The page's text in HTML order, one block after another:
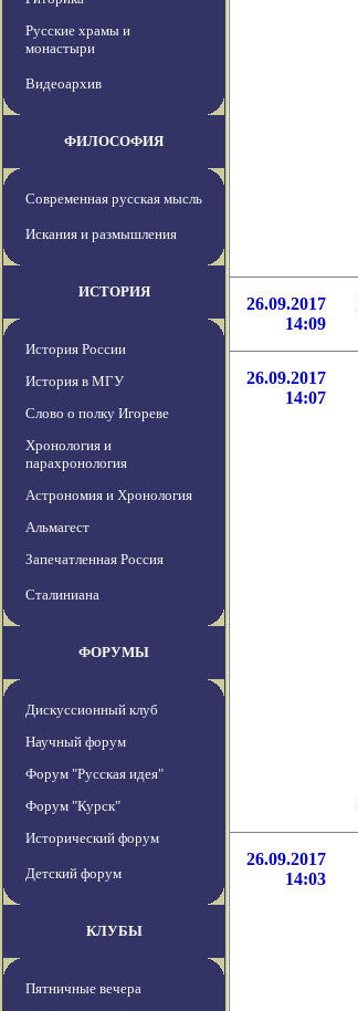
Русские храмы и
монастыри
Видеоархив
ФИЛОСОФИЯ
Современная русская мысль
Искания и размышления
ИСТОРИЯ
История России
История в МГУ
Слово о полку Игореве
Хронология и
парахронология
Астрономия и Хронология
Альмагест
Запечатленная Россия
Сталиниана
ФОРУМЫ
Дискуссионный клуб
Научный форум
Форум "Русская идея"
Форум "Курск"
Исторический форум
Детский форум
КЛУБЫ
Пятничные вечера
26.09.2017
14:09
26.09.2017
14:07
26.09.2017
14:03